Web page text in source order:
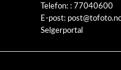
Telefon: : 77040600
E-post:
Selgerportal